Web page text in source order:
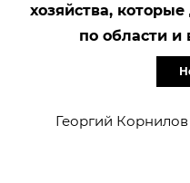
хозяйства,
по области и
Георгий Корнилов